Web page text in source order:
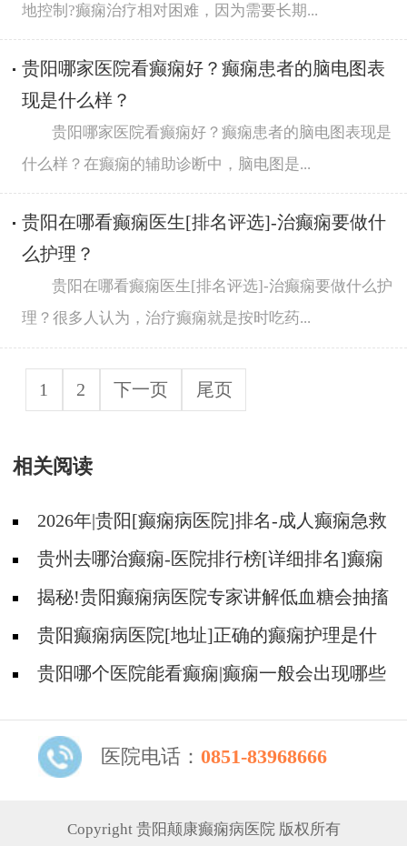
地控制?癫痫治疗相对困难，因为需要长期...
贵阳哪家医院看癫痫好？癫痫患者的脑电图表
现是什么样？
贵阳哪家医院看癫痫好？癫痫患者的脑电图表现是
什么样？在癫痫的辅助诊断中，脑电图是...
贵阳在哪看癫痫医生[排名评选]-治癫痫要做什
么护理？
贵阳在哪看癫痫医生[排名评选]-治癫痫要做什么护
理？很多人认为，治疗癫痫就是按时吃药...
1 2 下一页 尾页
相关阅读
2026年|贵阳[癫痫病医院]排名-成人癫痫急救
措施护理
贵州去哪治癫痫-医院排行榜[详细排名]癫痫
病人可以吃什么食物?
揭秘!贵阳癫痫病医院专家讲解低血糖会抽搐
吗?贵阳癫痫病医院[地址]正确的癫痫护理是什
么?贵阳哪个医院能看癫痫|癫痫一般会出现哪些
医院电话： 0851-83968666
Copyright 贵阳颠康癫痫病医院 版权所有